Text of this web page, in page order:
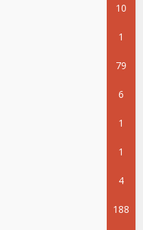
10
1
79
6
1
1
4
188